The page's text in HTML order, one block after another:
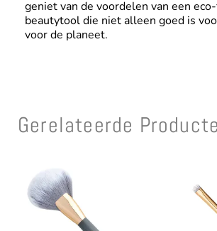
geniet van de voordelen van een
beautytool die niet alleen goed is
voor de planeet.
Gerelateerde